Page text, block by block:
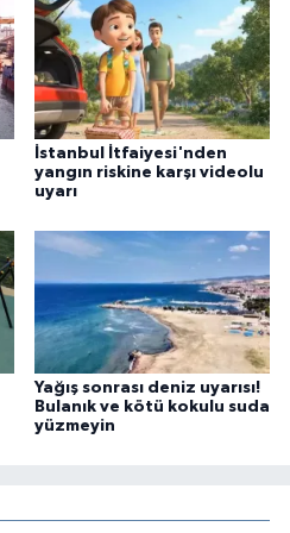
İstanbul İtfaiyesi'nden
yangın riskine karşı videolu
uyarı
Yağış sonrası deniz uyarısı!
Bulanık ve kötü kokulu suda
yüzmeyin